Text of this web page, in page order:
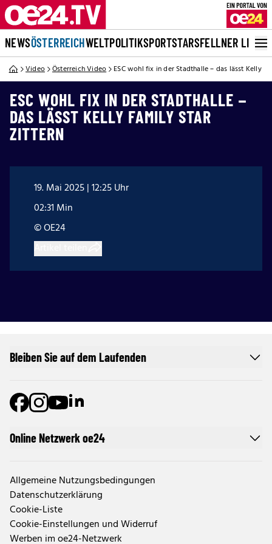
NEWSÖSTERREICHWELTPOLITIKSPORTSTARSFELLNER LIVE
Video Österreich Video ESC wohl fix in der Stadthalle – das lässt Kelly
ESC WOHL FIX IN DER STADTHALLE –
DAS LÄSST KELLY FAMILY STAR
ZITTERN
19. Mai 2025 | 12:25 Uhr
02:31 Min
© OE24
Online Netzwerk oe24
Allgemeine Nutzungsbedingungen
Datenschutzerklärung
Cookie-Liste
Cookie-Einstellungen und Widerruf
Werben im oe24-Netzwerk
Bleiben Sie auf dem Laufenden